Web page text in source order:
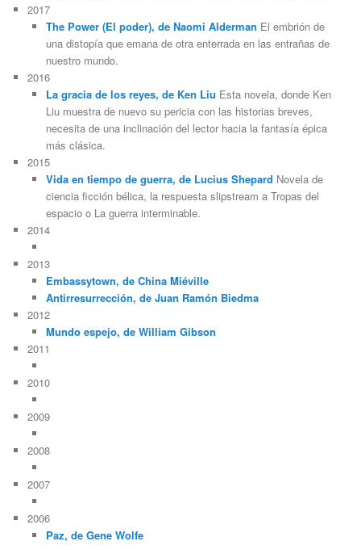
2017
The Power (El poder), de Naomi Alderman El embrión de
una distopía que emana de otra enterrada en las entrañas de
nuestro mundo.
2016
La gracia de los reyes, de Ken Liu Esta novela, donde Ken
Liu muestra de nuevo su pericia con las historias breves,
necesita de una inclinación del lector hacia la fantasía épica
más clásica.
2015
Vida en tiempo de guerra, de Lucius Shepard Novela de
ciencia ficción bélica, la respuesta slipstream a Tropas del
espacio o La guerra interminable.
2014
2013
Embassytown, de China Miéville
Antirresurrección, de Juan Ramón Biedma
2012
Mundo espejo, de William Gibson
2011
2010
2009
2008
2007
2006
Paz, de Gene Wolfe